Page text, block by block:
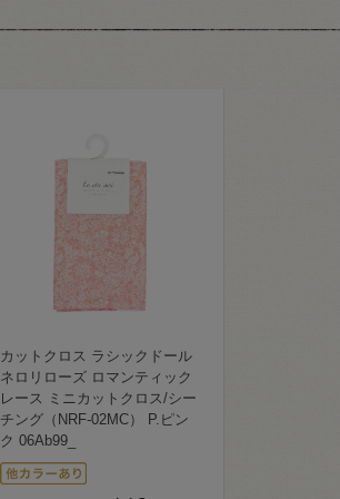
カットクロス ラシックドール
ネロリローズ ロマンティック
レース ミニカットクロス/シー
チング（NRF-02MC） P.ピン
ク 06Ab99_